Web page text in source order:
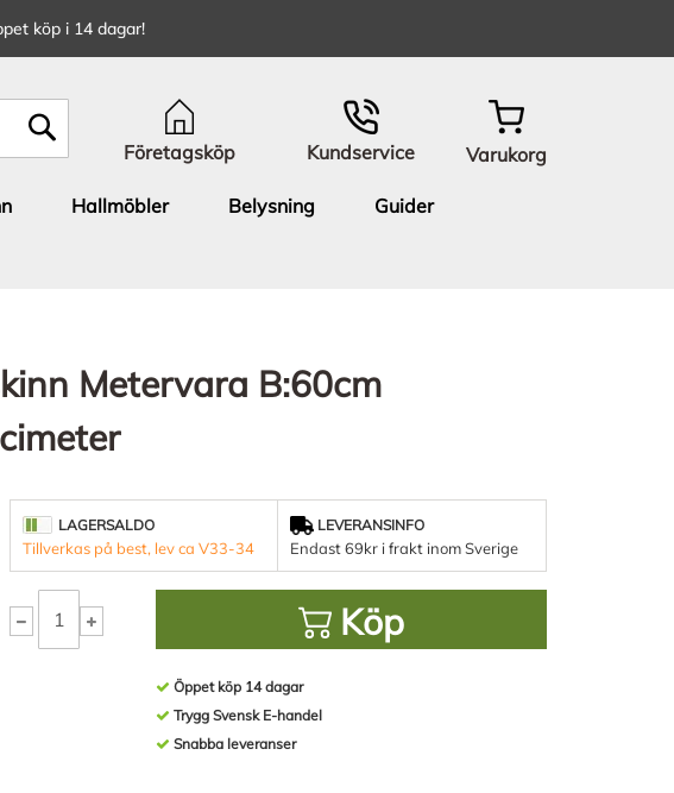
köp i 14 dagar!
Företagsköp Kundservice Varukorg
Hallmöbler Belysning
Guider
Metervara B:60cm
LAGERSALDO
Tillverkas på best, lev ca V33-34
LEVERANSINFO
Endast 69kr i frakt inom Sverige
Köp
Öppet köp 14 dagar
Trygg Svensk E-handel
Snabba leveranser